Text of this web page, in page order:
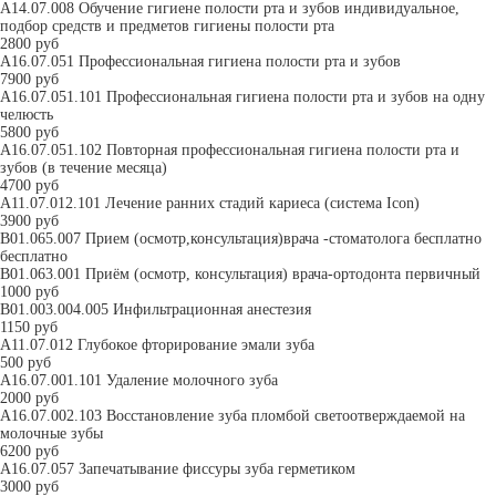
А14.07.008 Обучение гигиене полости рта и зубов индивидуальное,
подбор средств и предметов гигиены полости рта
2800 руб
A16.07.051 Профессиональная гигиена полости рта и зубов
7900 руб
A16.07.051.101 Профессиональная гигиена полости рта и зубов на одну
челюсть
5800 руб
A16.07.051.102 Повторная профессиональная гигиена полости рта и
зубов (в течение месяца)
4700 руб
A11.07.012.101 Лечение ранних стадий кариеса (система Icon)
3900 руб
В01.065.007 Прием (осмотр,консультация)врача -стоматолога бесплатно
бесплатно
B01.063.001 Приём (осмотр, консультация) врача-ортодонта первичный
1000 руб
В01.003.004.005 Инфильтрационная анестезия
1150 руб
A11.07.012 Глубокое фторирование эмали зуба
500 руб
А16.07.001.101 Удаление молочного зуба
2000 руб
A16.07.002.103 Восстановление зуба пломбой светоотверждаемой на
молочные зубы
6200 руб
A16.07.057 Запечатывание фиссуры зуба герметиком
3000 руб